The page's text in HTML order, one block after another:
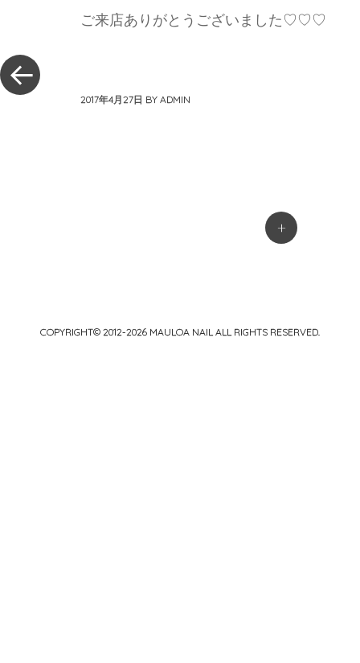
ご来店ありがとうございました♡♡♡
2017年4月27日 BY ADMIN
投稿ナビゲーション
の投稿
+
COPYRIGHT© 2012-2026 MAULOA NAIL ALL RIGHTS RESERVED.